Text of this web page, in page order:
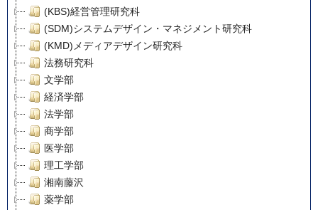
(KBS)経営管理研究科
(SDM)システムデザイン・マネジメント研究科
(KMD)メディアデザイン研究科
法務研究科
文学部
経済学部
法学部
商学部
医学部
理工学部
湘南藤沢
薬学部